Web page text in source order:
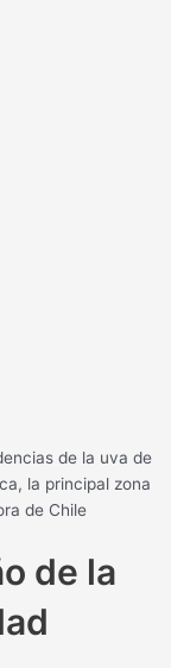
de la uva de
la principal zona
de Chile
de la